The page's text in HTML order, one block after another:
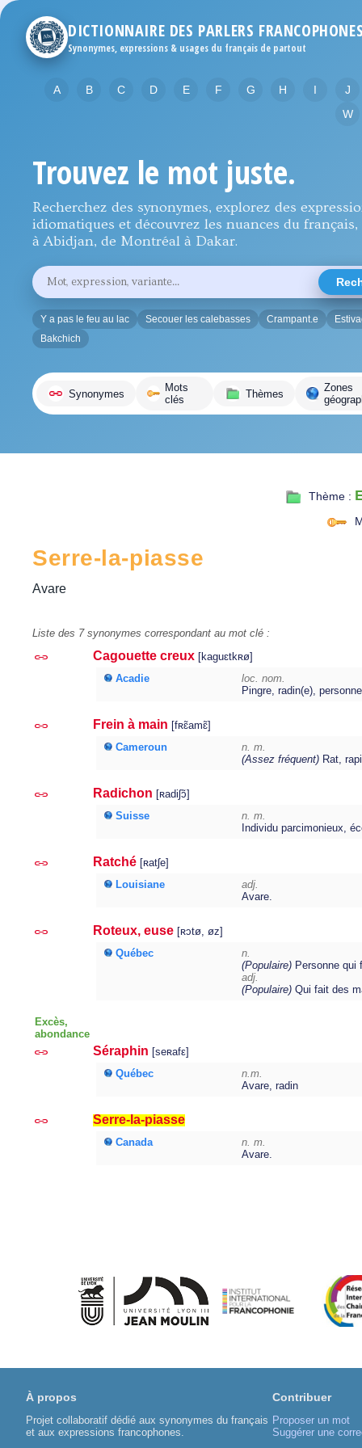
DICTIONNAIRE DES PARLERS
Synonymes, expressions & usages du français de partout
A B C D E F G H I
J
W
Trouvez le mot juste.
Recherchez des synonymes, explorez des
idiomatiques et découvrez les nuances du français,
à Abidjan, de Montréal à Dakar.
Rechercher
un
mot,
une
expression
ou
une
Y a pas le feu au lac Secouer les calebasses Crampant.e
Bakchich
Synonymes
Mots
clés
Thèmes
Zones
Thème :
Serre-la-piasse
Avare
Liste des 7 synonymes correspondant au mot clé :
Cagouette creux [kaguɛtkʀø]
Acadie
loc. nom.
Pingre, radin(e),
Frein à main [fʀɛ̃amɛ̃]
Cameroun
n. m.
(Assez fréquent) Rat,
Radichon [ʀadiʃɔ̃]
Suisse
n. m.
Individu parcimonieux,
Ratché [ʀatʃe]
Louisiane
adj.
Avare.
Roteux, euse [ʀɔtø, øz]
Québec
n.
(Populaire) Personne qui
adj.
(Populaire) Qui fait des
Excès,
abondance
Séraphin [seʀafε]
Québec
n.m.
Avare, radin
Serre-la-piasse
Canada
n. m.
Avare.
À propos
Projet collaboratif dédié aux synonymes du français
et aux expressions francophones.
Contribuer
Proposer un mot
Suggérer une